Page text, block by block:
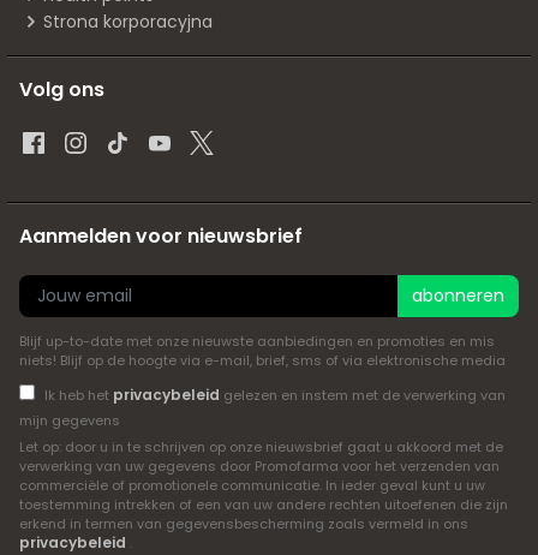
Strona korporacyjna
Volg ons
Aanmelden voor nieuwsbrief
abonneren
Blijf up-to-date met onze nieuwste aanbiedingen en promoties en mis
niets! Blijf op de hoogte via e-mail, brief, sms of via elektronische media
Ik heb het privacybeleid gelezen en instem met de verwerking van
mijn gegevens
Let op: door u in te schrijven op onze nieuwsbrief gaat u akkoord met de
verwerking van uw gegevens door Promofarma voor het verzenden van
commerciële of promotionele communicatie. In ieder geval kunt u uw
toestemming intrekken of een van uw andere rechten uitoefenen die zijn
erkend in termen van gegevensbescherming zoals vermeld in ons
privacybeleid .